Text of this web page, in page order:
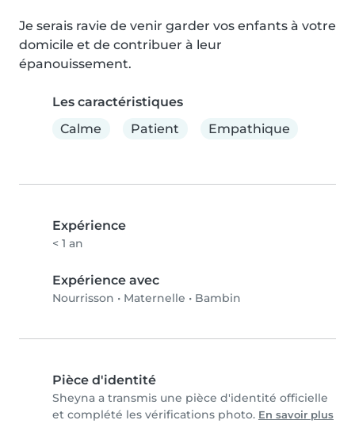
Je serais ravie de venir garder vos enfants à votre
domicile et de contribuer à leur
épanouissement.
Les caractéristiques
Calme
Patient Empathique
Expérience
< 1 an
Expérience avec
Nourrisson • Maternelle • Bambin
Pièce d'identité
Sheyna a transmis une pièce d'identité officielle
et complété les vérifications photo. En savoir plus